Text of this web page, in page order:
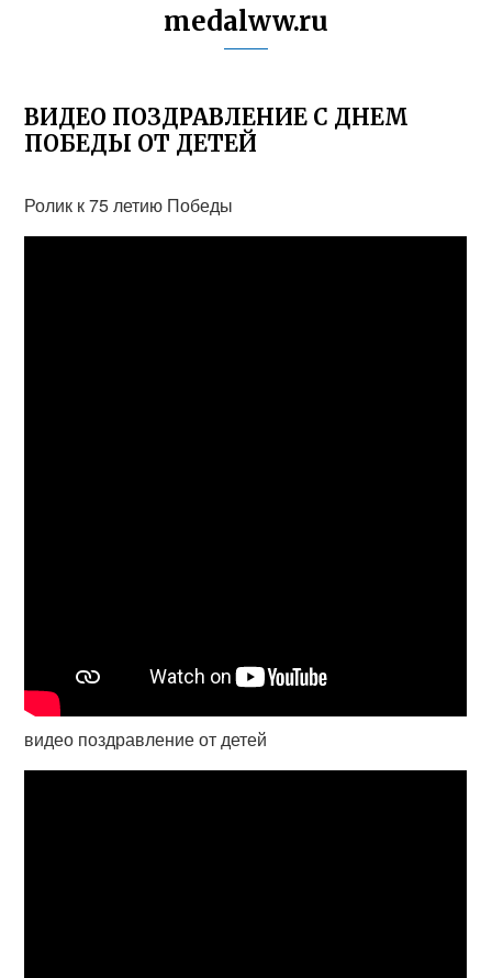
medalww.ru
ВИДЕО ПОЗДРАВЛЕНИЕ С ДНЕМ
ПОБЕДЫ ОТ ДЕТЕЙ
Ролик к 75 летию Победы
видео поздравление от детей